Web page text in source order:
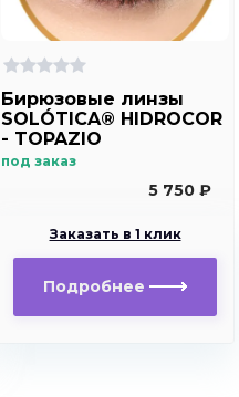
Бирюзовые линзы
SOLÓTICA® HIDROCOR
- TOPAZIO
под заказ
5 750 ₽
Заказать в 1 клик
Подробнее